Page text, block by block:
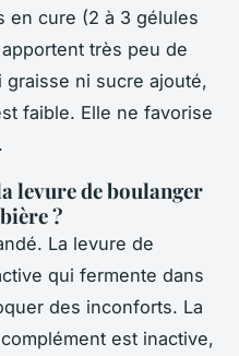
en cure (2 à 3 gélules
très peu de
ni sucre ajouté,
faible. Elle ne favorise
levure de boulanger
?
La levure de
qui fermente dans
des inconforts. La
est inactive,